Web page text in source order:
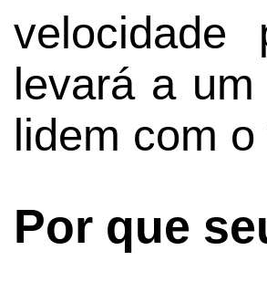
levará a
lidem com
Por que